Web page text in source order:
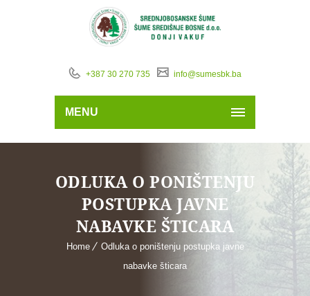
+387 30 270 735 info@sumesbk.ba
MENU
ODLUKA O PONIŠTENJU
POSTUPKA JAVNE
NABAVKE ŠTICARA
Home
Odluka o poništenju postupka javne
nabavke šticara